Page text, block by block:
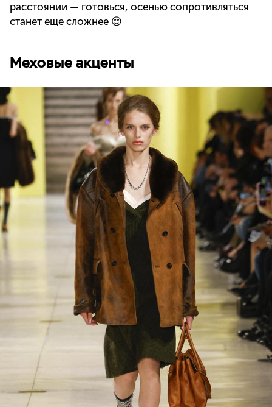
расстоянии — готовься, осенью сопротивляться
станет еще сложнее 😌
Меховые акценты